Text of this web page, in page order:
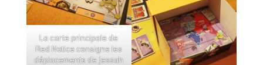
La carte principale de
Red Notice consigne les
déplacements de Jessah